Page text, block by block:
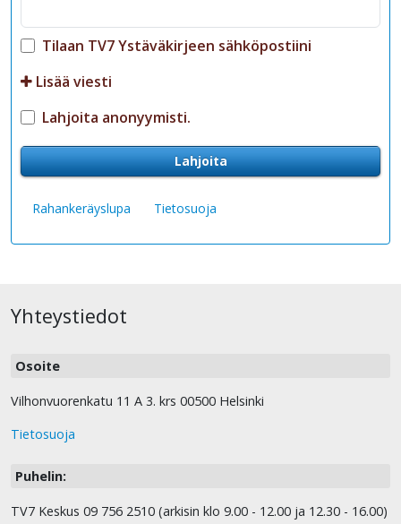
Tilaan TV7 Ystäväkirjeen sähköpostiini
Lisää viesti
Lahjoita anonyymisti.
Lahjoita
Rahankeräyslupa Tietosuoja
Yhteystiedot
Osoite
Vilhonvuorenkatu 11 A 3. krs 00500 Helsinki
Tietosuoja
Puhelin:
TV7 Keskus 09 756 2510 (arkisin klo 9.00 - 12.00 ja 12.30 - 16.00)